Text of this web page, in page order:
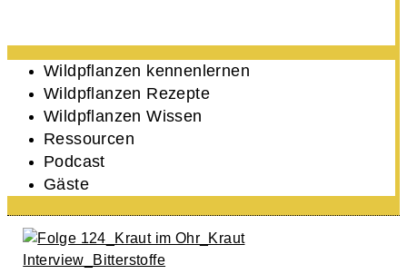
Wildpflanzen kennenlernen
Wildpflanzen Rezepte
Wildpflanzen Wissen ​
Ressourcen
Podcast
Gäste